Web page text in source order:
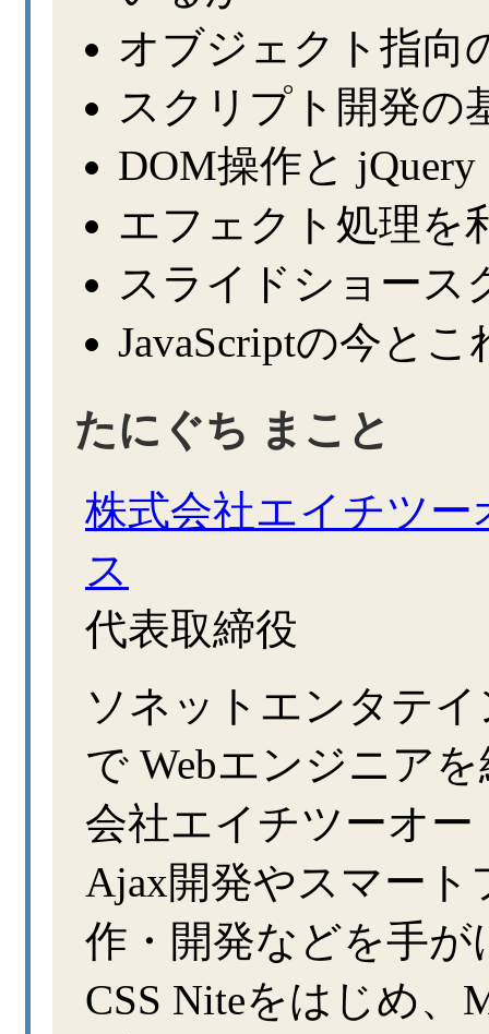
オブジェクト指向
スクリプト開発の
DOM操作と jQuery
エフェクト処理を
スライドショース
JavaScriptの今とこ
たにぐち まこと
株式会社エイチツー
ス
代表取締役
ソネットエンタテ
で Webエンジニア
会社エイチツーオ
Ajax開発やスマー
作・開発などを手が
CSS Niteをはじめ、